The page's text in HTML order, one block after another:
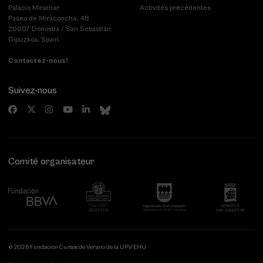
Palacio Miramar
Paseo de Miraconcha, 48
20007 Donostia / San Sebastián
Gipuzkoa, Spain
Contactez-nous!
Activités précédentes
Suivez-nous
Comité organisateur
© 2026 Fundación Cursos de Verano de la UPV/EHU